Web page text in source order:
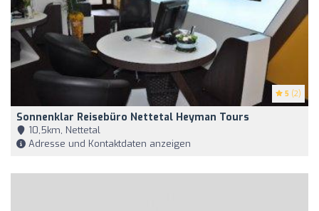
5 (2)
Sonnenklar Reisebüro Nettetal Heyman Tours
10,5km, Nettetal
Adresse und Kontaktdaten anzeigen